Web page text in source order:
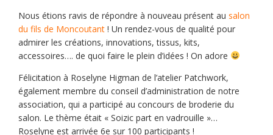
Nous étions ravis de répondre à nouveau présent au salon
du fils de Moncoutant ! Un rendez-vous de qualité pour
admirer les créations, innovations, tissus, kits,
accessoires…. de quoi faire le plein d’idées ! On adore
Félicitation à Roselyne Higman de l’atelier Patchwork,
également membre du conseil d’administration de notre
association, qui a participé au concours de broderie du
salon. Le thème était « Soizic part en vadrouille »…
Roselyne est arrivée 6e sur 100 participants !